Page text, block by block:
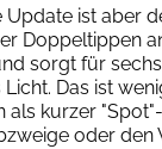
Update ist aber
Doppeltippen
sorgt für
Das ist
als kurzer
oder